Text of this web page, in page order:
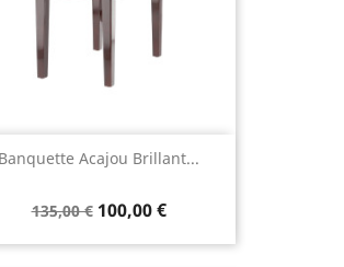
Banquette Acajou Brillant...
135,00 € 100,00 €